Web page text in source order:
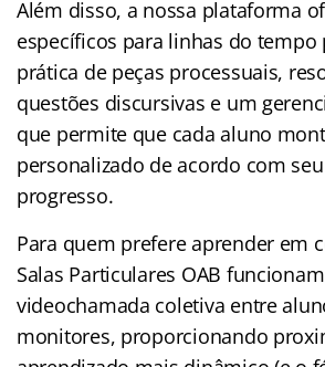
Além disso, a nossa plataforma
específicos para linhas do tempo
prática de peças processuais,
questões discursivas e um
que permite que cada aluno
personalizado de acordo com
progresso.
Para quem prefere aprender em
Salas Particulares OAB
videochamada coletiva entre
monitores, proporcionando